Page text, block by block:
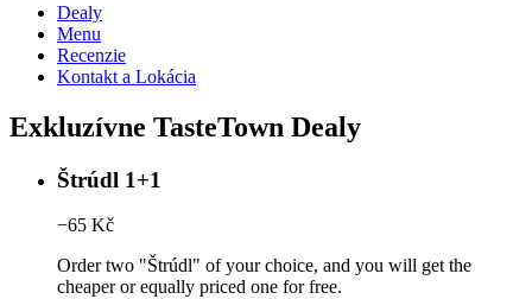
Dealy
Menu
Recenzie
Kontakt a Lokácia
Exkluzívne TasteTown Dealy
Štrúdl 1+1
−65 Kč
Order two "Štrúdl" of your choice, and you will get the
cheaper or equally priced one for free.